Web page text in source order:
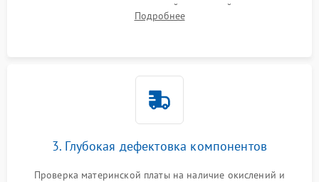
очистка внутренних полостей, шестерней и плат от
скопившейся пыли, волос и шерсти животных с
Подробнее
3. Глубокая дефектовка компонентов
Проверка материнской платы на наличие окислений и